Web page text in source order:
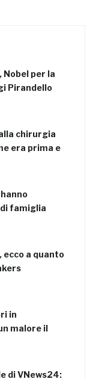
Nobel per la
Pirandello
chirurgia
era prima e
famiglia
ecco a quanto
in
malore il
di VNews24: